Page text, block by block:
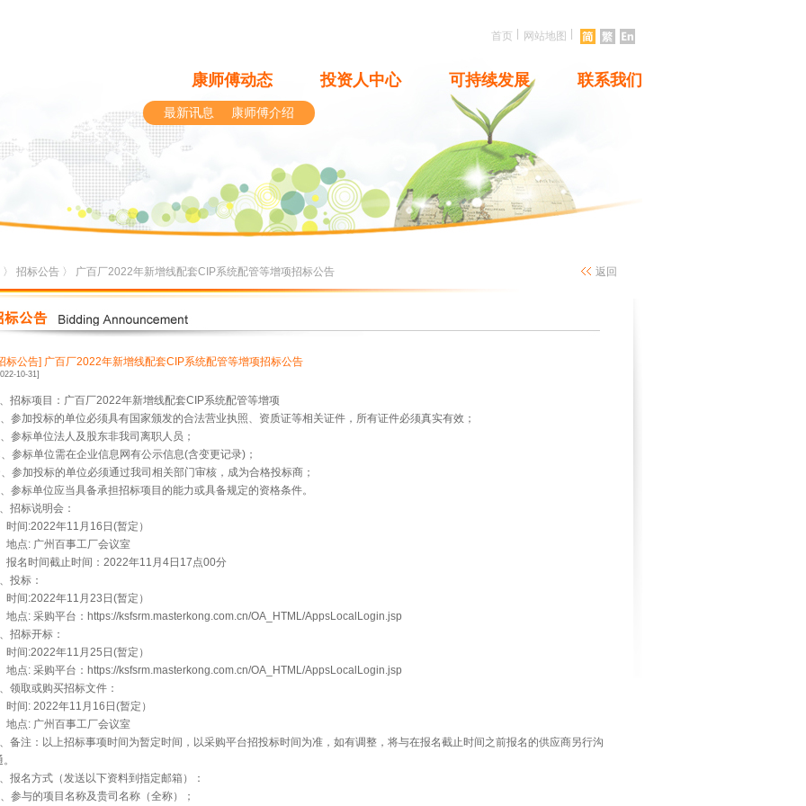
首页 网站地图
康师傅动态 投资人中心 可持续发展 联系我们
最新讯息 康师傅介绍
〉 招标公告 〉 广百厂2022年新增线配套CIP系统配管等增项招标公告 返回
标公告] 广百厂2022年新增线配套CIP系统配管等增项招标公告
10-31]
招标项目：广百厂2022年新增线配套CIP系统配管等增项
参加投标的单位必须具有国家颁发的合法营业执照、资质证等相关证件，所有证件必须真实有效；
参标单位法人及股东非我司离职人员；
参标单位需在企业信息网有公示信息(含变更记录)；
参加投标的单位必须通过我司相关部门审核，成为合格投标商；
参标单位应当具备承担招标项目的能力或具备规定的资格条件。
招标说明会：
间:2022年11月16日(暂定）
点: 广州百事工厂会议室
名时间截止时间：2022年11月4日17点00分
投标：
间:2022年11月23日(暂定）
点: 采购平台：https://ksfsrm.masterkong.com.cn/OA_HTML/AppsLocalLogin.jsp
招标开标：
间:2022年11月25日(暂定）
点: 采购平台：https://ksfsrm.masterkong.com.cn/OA_HTML/AppsLocalLogin.jsp
领取或购买招标文件：
间: 2022年11月16日(暂定）
点: 广州百事工厂会议室
备注：以上招标事项时间为暂定时间，以采购平台招投标时间为准，如有调整，将与在报名截止时间之前报名的供应商另行沟
报名方式（发送以下资料到指定邮箱）：
参与的项目名称及贵司名称（全称）；